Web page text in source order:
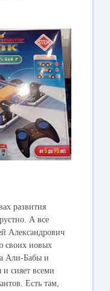
развития
А все
Александрович
своих новых
Али-Бабы и
и сияет всеми
Есть там,